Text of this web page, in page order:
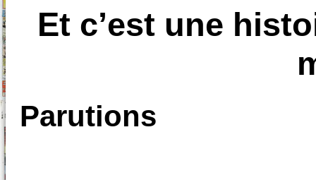
Et c’est une
Parutions